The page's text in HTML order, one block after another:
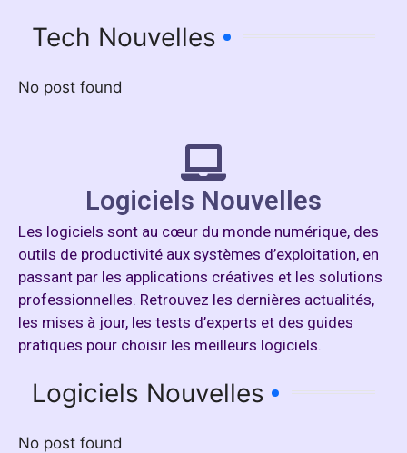
Tech Nouvelles
No post found
Logiciels Nouvelles
Les logiciels sont au cœur du monde numérique, des
outils de productivité aux systèmes d’exploitation, en
passant par les applications créatives et les solutions
professionnelles. Retrouvez les dernières actualités,
les mises à jour, les tests d’experts et des guides
pratiques pour choisir les meilleurs logiciels.
Logiciels Nouvelles
No post found